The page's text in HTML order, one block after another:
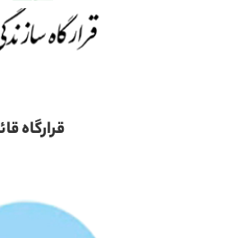
قرارگاه قائم